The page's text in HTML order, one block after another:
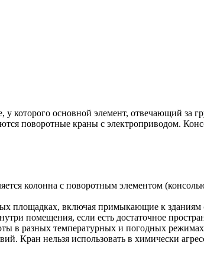
которого основной элемент, отвечающий за
поворотные краны с электроприводом.
колонна с поворотным элементом
площадках, включая примыкающие к зданиям
помещения, если есть достаточное
в разных температурных и погодных
Кран нельзя использовать в химически